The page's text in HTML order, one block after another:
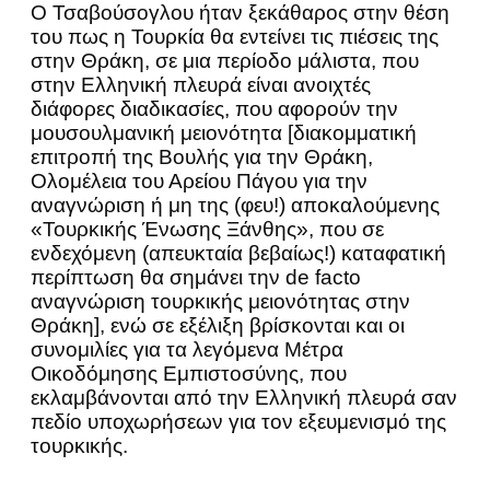
Ο Τσαβούσογλου ήταν ξεκάθαρος στην θέση
του πως η Τουρκία θα εντείνει τις πιέσεις της
στην Θράκη, σε μια περίοδο μάλιστα, που
στην Ελληνική πλευρά είναι ανοιχτές
διάφορες διαδικασίες, που αφορούν την
μουσουλμανική μειονότητα [διακομματική
επιτροπή της Βουλής για την Θράκη,
Ολομέλεια του Αρείου Πάγου για την
αναγνώριση ή μη της (φευ!) αποκαλούμενης
«Τουρκικής Ένωσης Ξάνθης», που σε
ενδεχόμενη (απευκταία βεβαίως!) καταφατική
περίπτωση θα σημάνει την de facto
αναγνώριση τουρκικής μειονότητας στην
Θράκη], ενώ σε εξέλιξη βρίσκονται και οι
συνομιλίες για τα λεγόμενα Μέτρα
Οικοδόμησης Εμπιστοσύνης, που
εκλαμβάνονται από την Ελληνική πλευρά σαν
πεδίο υποχωρήσεων για τον εξευμενισμό της
τουρκικής.